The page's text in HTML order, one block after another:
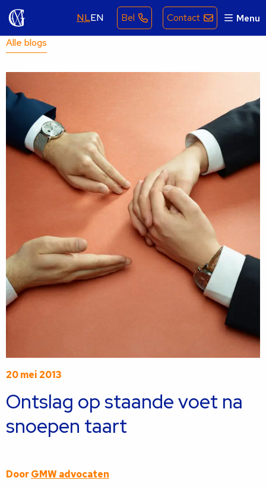
NLEN Bel Contact Menu
Alle blogs
20 mei 2013
Ontslag op staande voet na
snoepen taart
DoorGMW advocaten